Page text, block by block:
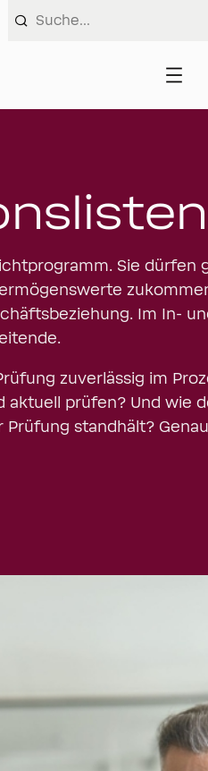
Sie dürfen
Im In-
zuverlässig im
aktuell prüfen? Und wie
Prüfung standhält?